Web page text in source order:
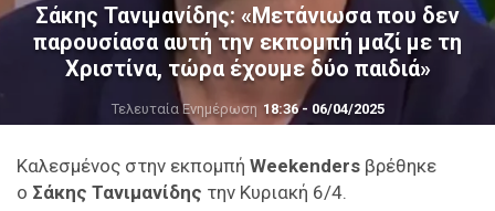
Σάκης Τανιμανίδης: «Μετάνιωσα που δεν
παρουσίασα αυτή την εκπομπή μαζί με τη
Χριστίνα, τώρα έχουμε δύο παιδιά»
Τελευταία Ενημέρωση 18:36 - 06/04/2025
Καλεσμένος στην εκπομπή Weekenders βρέθηκε
ο Σάκης Τανιμανίδης την Κυριακή 6/4.